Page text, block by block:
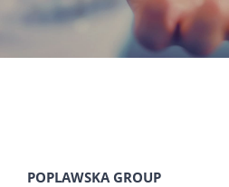
POPLAWSKA GROUP